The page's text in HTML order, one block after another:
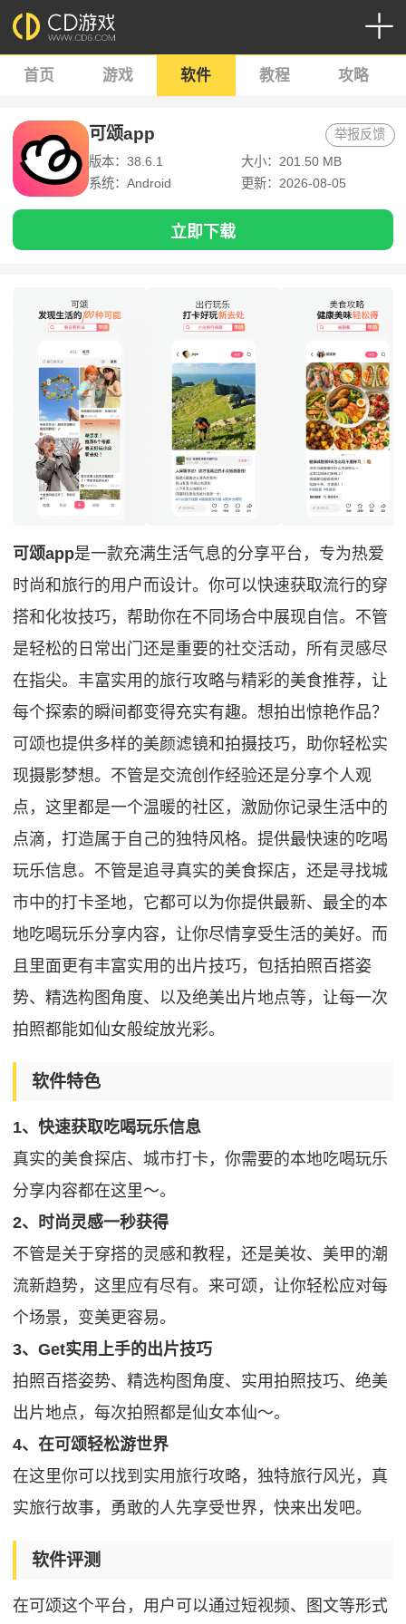
首页 游戏 软件 教程 攻略
可颂app
版本：38.6.1
大小：201.50 MB
系统：Android
更新：2026-08-05
举报反馈
立即下载
可颂app是一款充满生活气息的分享平台，专为热爱
时尚和旅行的用户而设计。你可以快速获取流行的穿
搭和化妆技巧，帮助你在不同场合中展现自信。不管
是轻松的日常出门还是重要的社交活动，所有灵感尽
在指尖。丰富实用的旅行攻略与精彩的美食推荐，让
每个探索的瞬间都变得充实有趣。想拍出惊艳作品？
可颂也提供多样的美颜滤镜和拍摄技巧，助你轻松实
现摄影梦想。不管是交流创作经验还是分享个人观
点，这里都是一个温暖的社区，激励你记录生活中的
点滴，打造属于自己的独特风格。提供最快速的吃喝
玩乐信息。不管是追寻真实的美食探店，还是寻找城
市中的打卡圣地，它都可以为你提供最新、最全的本
地吃喝玩乐分享内容，让你尽情享受生活的美好。而
且里面更有丰富实用的出片技巧，包括拍照百搭姿
势、精选构图角度、以及绝美出片地点等，让每一次
拍照都能如仙女般绽放光彩。
软件特色
1、快速获取吃喝玩乐信息
真实的美食探店、城市打卡，你需要的本地吃喝玩乐
分享内容都在这里～。
2、时尚灵感一秒获得
不管是关于穿搭的灵感和教程，还是美妆、美甲的潮
流新趋势，这里应有尽有。来可颂，让你轻松应对每
个场景，变美更容易。
3、Get实用上手的出片技巧
拍照百搭姿势、精选构图角度、实用拍照技巧、绝美
出片地点，每次拍照都是仙女本仙～。
4、在可颂轻松游世界
在这里你可以找到实用旅行攻略，独特旅行风光，真
实旅行故事，勇敢的人先享受世界，快来出发吧。
软件评测
在可颂这个平台，用户可以通过短视频、图文等形式